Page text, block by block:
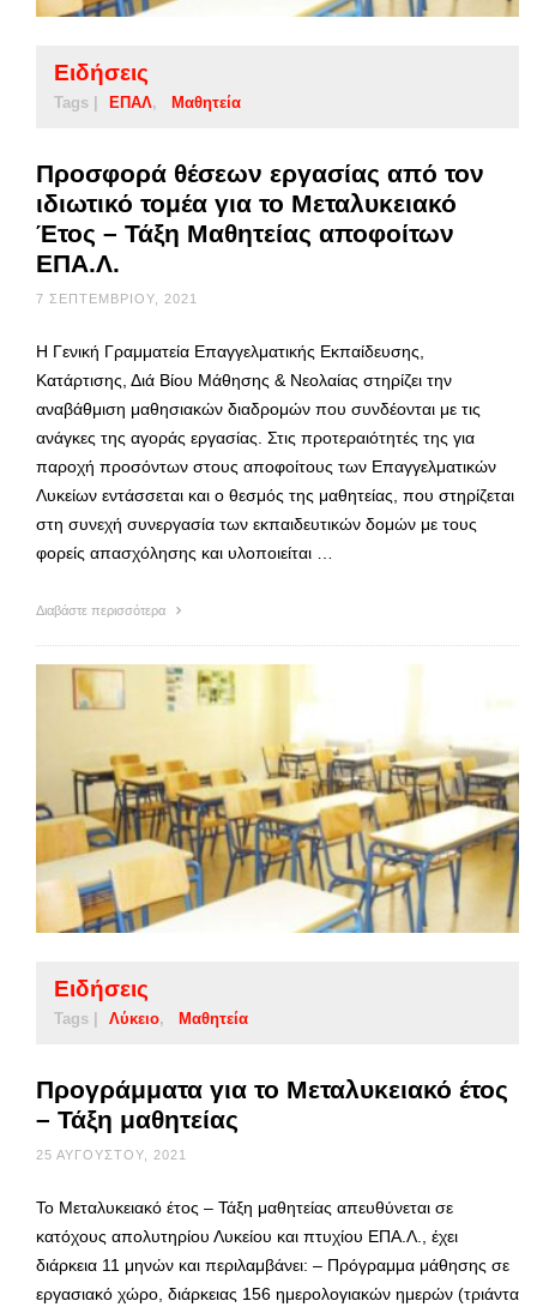
Ειδήσεις
Tags | ΕΠΑΛ Μαθητεία
Προσφορά θέσεων εργασίας από τον
ιδιωτικό τομέα για το Μεταλυκειακό
Έτος – Τάξη Μαθητείας αποφοίτων
ΕΠΑ.Λ.
7 ΣΕΠΤΕΜΒΡΊΟΥ, 2021
Η Γενική Γραμματεία Επαγγελματικής Εκπαίδευσης,
Κατάρτισης, Διά Βίου Μάθησης & Νεολαίας στηρίζει την
αναβάθμιση μαθησιακών διαδρομών που συνδέονται με τις
ανάγκες της αγοράς εργασίας. Στις προτεραιότητές της για
παροχή προσόντων στους αποφοίτους των Επαγγελματικών
Λυκείων εντάσσεται και ο θεσμός της μαθητείας, που στηρίζεται
στη συνεχή συνεργασία των εκπαιδευτικών δομών με τους
φορείς απασχόλησης και υλοποιείται …
Διαβάστε περισσότερα
Ειδήσεις
Tags | Λύκειο Μαθητεία
Προγράμματα για το Μεταλυκειακό έτος
– Τάξη μαθητείας
25 ΑΥΓΟΎΣΤΟΥ, 2021
Το Μεταλυκειακό έτος – Τάξη μαθητείας απευθύνεται σε
κατόχους απολυτηρίου Λυκείου και πτυχίου ΕΠΑ.Λ., έχει
διάρκεια 11 μηνών και περιλαμβάνει: – Πρόγραμμα μάθησης σε
εργασιακό χώρο, διάρκειας 156 ημερολογιακών ημερών (τριάντα